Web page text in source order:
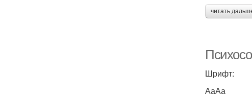
читать
Шрифт:
АаАа